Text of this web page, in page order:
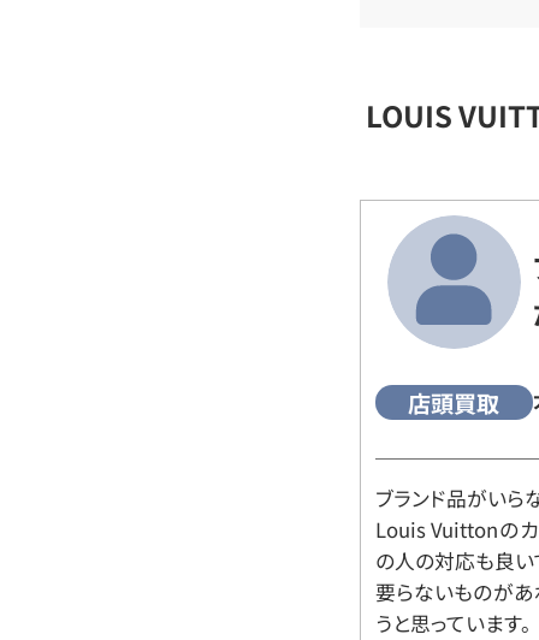
LOUIS
店頭買取
ブランド品がいら
Louis Vuittonの
の人の対応も良い
要らないものがあ
うと思っています。